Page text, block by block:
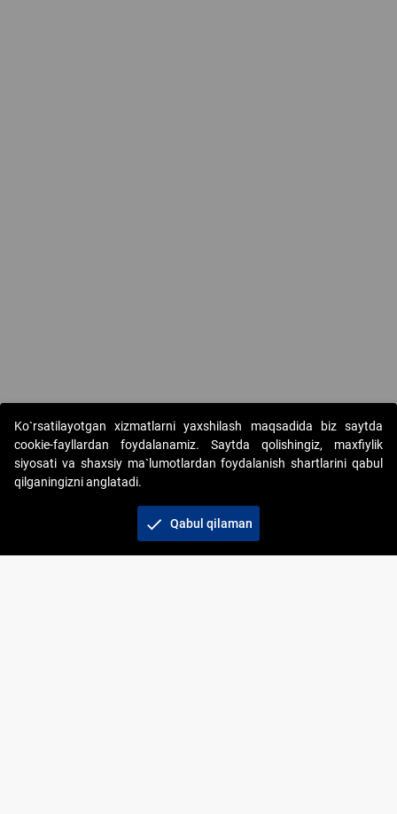
Copyright © 2017-2026. "Elektron onlayn-auksionlarni
tashkil etish" AJ. Barcha huquqlar himoyalangan
Ko`rsatilayotgan xizmatlarni yaxshilash maqsadida biz saytda
cookie-fayllardan foydalanamiz. Saytda qolishingiz, maxfiylik
siyosati va shaxsiy ma`lumotlardan foydalanish shartlarini qabul
qilganingizni anglatadi.
check Qabul qilaman